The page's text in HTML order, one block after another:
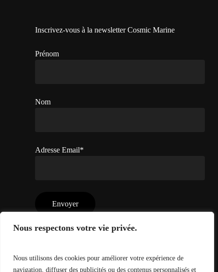
Nous respectons votre vie privée.
Nous utilisons des cookies pour améliorer votre expérience de
navigation, diffuser des publicités ou des contenus personnalisés et
Inscrivez-vous à la newsletter Cosmic Marine
Prénom
Nom
Adresse Email*
En vous inscrivant, vous acceptez la politique de
société. Vous pouvez vous désinscrire à n’importe quel
moment.